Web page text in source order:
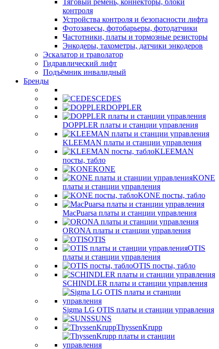
Тяговый ремень, коннекторы, блоки
контроля
Устройства контроля и безопасности лифта
Фотозавесы, фотобарьеры, фотодатчики
Частотники, платы и тормозные резисторы
Энкодеры, тахометры, датчики энкодеров
Эскалатор и траволатор
Гидравлический лифт
Подъёмник инвалидный
Бренды
CEDES
DOPPLER
DOPPLER платы и станции управления
KLEEMAN платы и станции управления
KLEEMAN
посты, табло
KONE
KONE
платы и станции управления
KONE посты, табло
MacPuarsa платы и станции управления
ORONA платы и станции управления
OTIS
OTIS
платы и станции управления
OTIS посты, табло
SCHINDLER платы и станции управления
Sigma LG OTIS платы и станции управления
SUNS
ThyssenKrupp